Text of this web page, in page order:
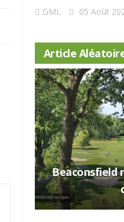
GML 05 Août
Article
Beaconsfield